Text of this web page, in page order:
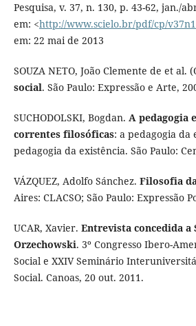
Pesquisa, v. 37, n. 130, p. 43-62, jan./
em: <http://www.scielo.br/pdf/cp/
em: 22 mai de 2013
SOUZA NETO, João Clemente de et al.
social. São Paulo: Expressão e Arte,
SUCHODOLSKI, Bogdan. A pedagogia
correntes filosóficas: a pedagogia da
pedagogia da existência. São Paulo:
VÁZQUEZ, Adolfo Sánchez. Filosofia
Aires: CLACSO; São Paulo: Expressão
UCAR, Xavier. Entrevista concedida a
Orzechowski. 3º Congresso Ibero-
Social e XXIV Seminário
Social. Canoas, 20 out. 2011.